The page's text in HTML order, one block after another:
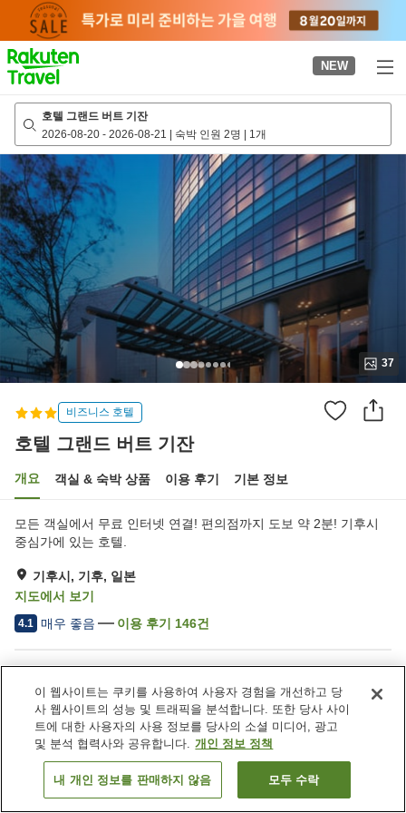
page
NEW
호텔 그랜드 버트 기잔
2026-08-20 - 2026-08-21 | 숙박 인원 2명 | 1개
37
비즈니스 호텔
호텔 그랜드 버트 기잔
개요 객실 & 숙박 상품 이용 후기 기본 정보
모든 객실에서 무료 인터넷 연결! 편의점까지 도보 약 2분! 기후시
중심가에 있는 호텔.
기후시, 기후, 일본
지도에서 보기
4.1 매우 좋음 이용 후기 146건
주차장
스파 / 미용실
레스토랑
라운지
객실 보기
이 웹사이트는 쿠키를 사용하여 사용자 경험을 개선하고 당
사 웹사이트의 성능 및 트래픽을 분석합니다. 또한 당사 사이
트에 대한 사용자의 사용 정보를 당사의 소셜 미디어, 광고
및 분석 협력사와 공유합니다. 개인 정보 정책
내 개인 정보를 판매하지 않음 모두 수락